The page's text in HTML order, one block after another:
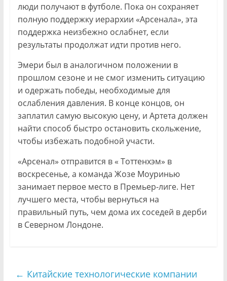
люди получают в футболе. Пока он сохраняет
полную поддержку иерархии «Арсенала», эта
поддержка неизбежно ослабнет, если
результаты продолжат идти против него.
Эмери был в аналогичном положении в
прошлом сезоне и не смог изменить ситуацию
и одержать победы, необходимые для
ослабления давления. В конце концов, он
заплатил самую высокую цену, и Артета должен
найти способ быстро остановить скольжение,
чтобы избежать подобной участи.
«Арсенал» отправится в « Тоттенхэм» в
воскресенье, а команда Жозе Моуринью
занимает первое место в Премьер-лиге. Нет
лучшего места, чтобы вернуться на
правильный путь, чем дома их соседей в дерби
в Северном Лондоне.
← Китайские технологические компании